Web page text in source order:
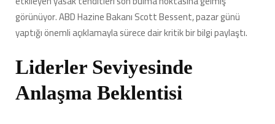
görünüyor. ABD Hazine Bakanı Scott Bessent, pazar günü
yaptığı önemli açıklamayla sürece dair kritik bir bilgi paylaştı.
Liderler Seviyesinde
Anlaşma Beklentisi